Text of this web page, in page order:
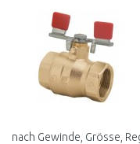
Vergleichen
nach Gewinde, Grösse,